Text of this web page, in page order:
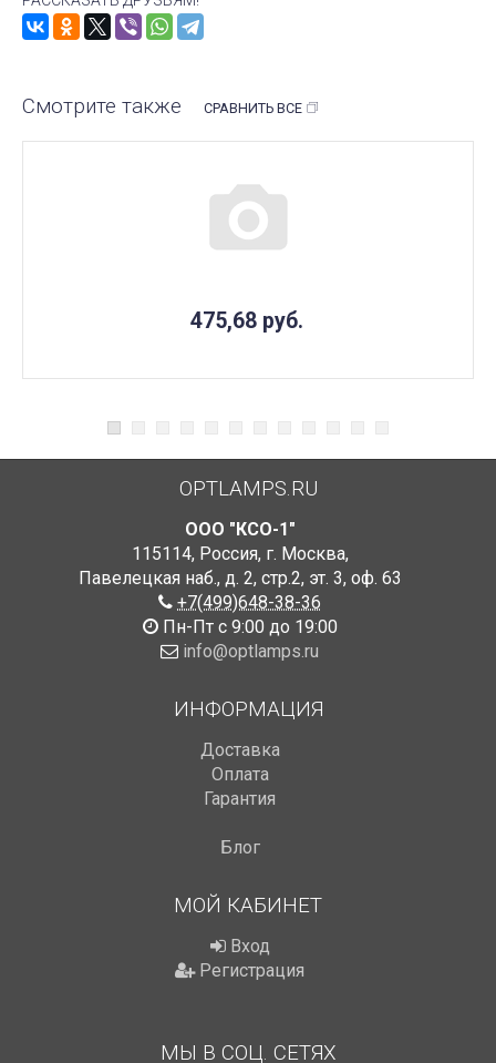
Смотрите также СРАВНИТЬ ВСЕ
475,68 руб.
OPTLAMPS.RU
ООО "КСО-1"
115114, Россия, г. Москва,
Павелецкая наб., д. 2, стр.2, эт. 3, оф. 63
+7(499)648-38-36
Пн-Пт с 9:00 до 19:00
info@optlamps.ru
ИНФОРМАЦИЯ
Доставка
Оплата
Гарантия
Блог
МОЙ КАБИНЕТ
Вход
Регистрация
МЫ В СОЦ. СЕТЯХ